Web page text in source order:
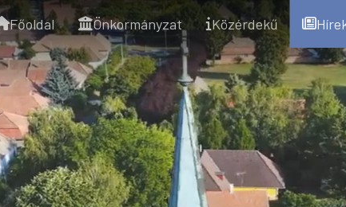
Főoldal Önkormányzat Közérdekű